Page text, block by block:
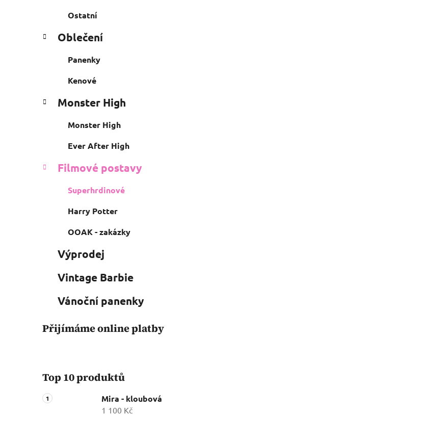
Ostatní
Oblečení
Panenky
Kenové
Monster High
Monster High
Ever After High
Filmové postavy
Superhrdinové
Harry Potter
OOAK - zakázky
Výprodej
Vintage Barbie
Vánoční panenky
Přijímáme online platby
Top 10 produktů
Mira - kloubová
1 100 Kč